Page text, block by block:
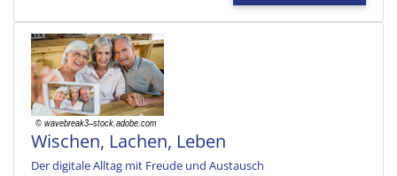
Wischen, Lachen, Leben
Der digitale Alltag mit Freude und Austausch